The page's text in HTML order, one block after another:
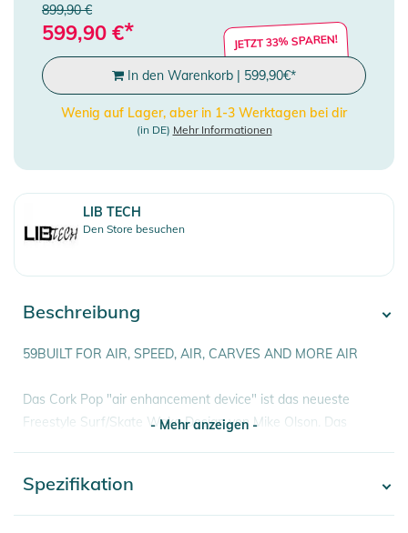
899,90 €
599,90 €* JETZT 33% SPAREN!
In den Warenkorb | 599,90€*
Wenig auf Lager, aber in 1-3 Werktagen bei dir
(in DE) Mehr Informationen
LIB TECH
Den Store besuchen
Beschreibung
59BUILT FOR AIR, SPEED, AIR, CARVES AND MORE AIR
Das Cork Pop "air enhancement device" ist das neueste
Freestyle Surf/Skate Wake Design von Mike Olson. Das
Kraft unter dem hinteren Fuß maximiert und so für
Geschwindigkeit sorgt und buchstäblich aus dem Wasser
- Mehr anzeigen -
Spezifikation